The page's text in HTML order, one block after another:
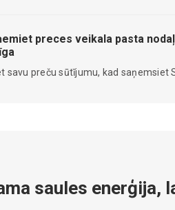
preces veikala pasta
savu preču sūtījumu, kad saņemsiet
saules enerģija,